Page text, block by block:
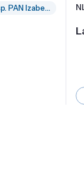
prof. dr hab., czł. koresp. PAN Izabella Grzegory